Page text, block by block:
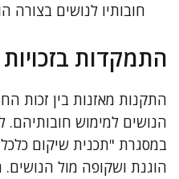
חובותיו לנושים בצורה
התמקדות בזכויות
התקנות מאזנות בין זכות
הנושים למימוש חובותיהם.
במסגרת "תכנית שיקום
הוגנת ושקופה מול